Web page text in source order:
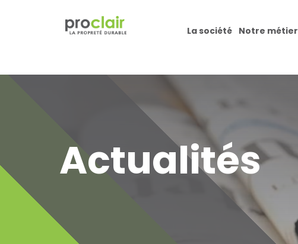
La société Notre métier
Actualités